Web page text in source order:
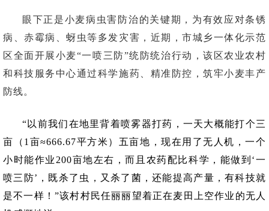
眼下正是小麦病虫害防治的关键期，为有效应对条锈
病、赤霉病、蚜虫等多发灾害，近期，市城乡一体化示范
区全面开展小麦“一喷三防”统防统治行动，该区农业农村
和科技服务中心通过科学施药、精准防控，筑牢小麦丰产
防线。
“以前我们在地里背着喷雾器打药，一天大概能打个三
亩（1亩≈666.67平方米）五亩地，现在用了无人机，一个
小时能作业200亩地左右，而且农药配比科学，能做到‘一
喷三防’，既杀了虫，又杀了菌，还能提高产量，有科技就
是不一样！”该村村民任丽丽望着正在麦田上空作业的无人